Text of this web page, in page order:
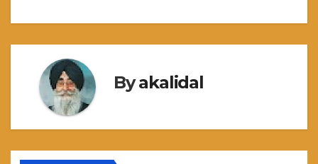
Byakalidal